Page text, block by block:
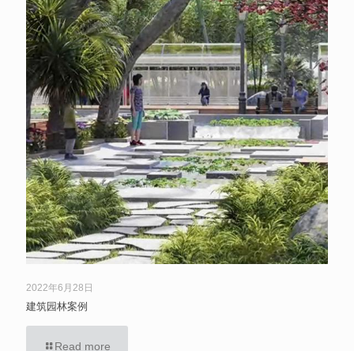
2022年6月28日
建筑园林案例
Read more